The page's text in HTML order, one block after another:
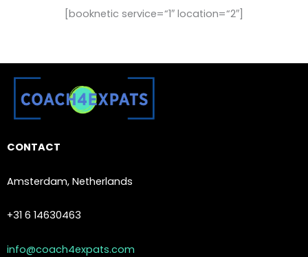
[booknetic service=“1″ location=“2″]
CONTACT
Amsterdam, Netherlands
+31 6 14630463
info@coach4expats.com